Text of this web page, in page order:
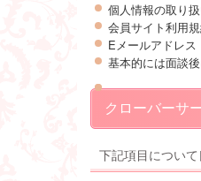
個人情報の取り扱
会員サイト利用規
Eメールアドレス
基本的には面談
クローバーサ
下記項目につい